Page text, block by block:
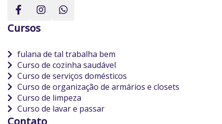
Cursos
fulana de tal trabalha bem
Curso de cozinha saudável
Curso de serviços domésticos
Curso de organização de armários e closets
Curso de limpeza
Curso de lavar e passar
Contato